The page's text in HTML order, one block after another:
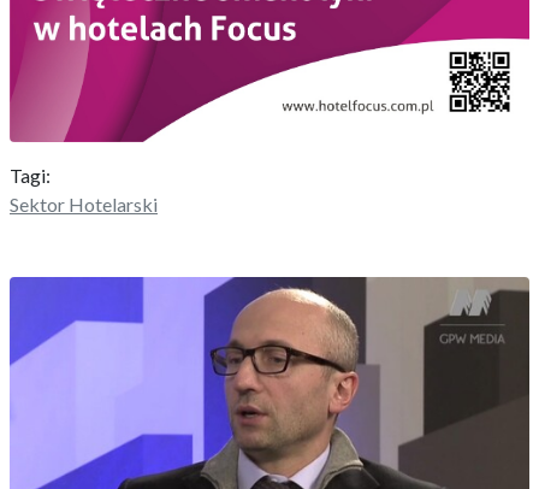
Tagi:
Sektor Hotelarski